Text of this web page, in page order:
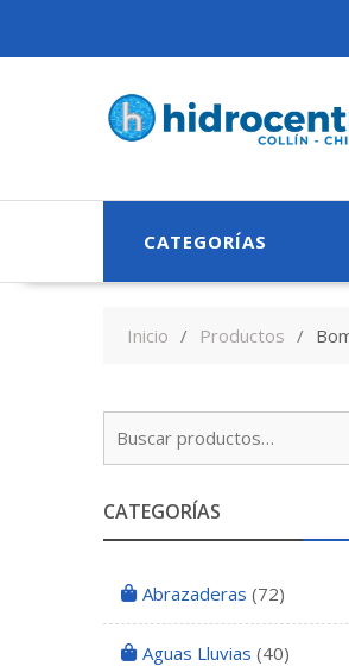
CATEGORÍAS
Inicio Productos
CATEGORÍAS
Abrazaderas (72)
Aguas Lluvias (40)